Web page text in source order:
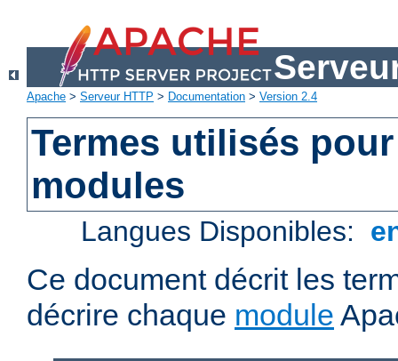
Apache > Serveur HTTP > Documentation > Version 2.4
Termes utilisés
modules
Langues Disponibles:
Ce document décrit les
décrire chaque module